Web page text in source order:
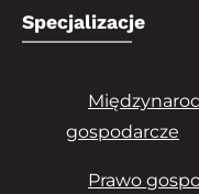
Specjalizacje
gospodarcze
Prawo